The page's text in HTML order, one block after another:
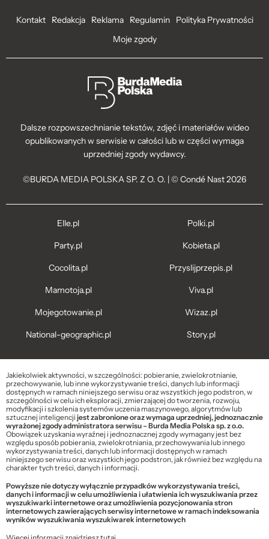
Kontakt Redakcja Reklama Regulamin
Polityka Prywatności
Moje zgody
Dalsze rozpowszechnianie tekstów, zdjęć i materiałów wideo
opublikowanych w serwisie w całości lub w części wymaga
uprzedniej zgody wydawcy.
©BURDA MEDIA POLSKA SP. Z O. O. | © Condé Nast 2026
Elle.pl
Party.pl
Cocolita.pl
Mamotoja.pl
Mojegotowanie.pl
National-geographic.pl
Polki.pl
Kobieta.pl
Przyslijprzepis.pl
Viva.pl
Wizaz.pl
Story.pl
Jakiekolwiek aktywności, w szczególności: pobieranie, zwielokrotnianie,
przechowywanie, lub inne wykorzystywanie treści, danych lub informacji
dostępnych w ramach niniejszego serwisu oraz wszystkich jego podstron, w
szczególności w celu ich eksploracji, zmierzającej do tworzenia, rozwoju,
modyfikacji i szkolenia systemów uczenia maszynowego, algorytmów lub
sztucznej inteligencjijest zabronione oraz wymaga uprzedniej, jednoznacznie
wyrażonej zgody administratora serwisu – Burda Media Polska sp. z o.o.
Obowiązek uzyskania wyraźnej i jednoznacznej zgody wymagany jest bez
względu sposób pobierania, zwielokrotniania, przechowywania lub innego
wykorzystywania treści, danych lub informacji dostępnych w ramach
niniejszego serwisu oraz wszystkich jego podstron, jak również bez względu na
charakter tych treści, danych i informacji.
Powyższe nie dotyczy wyłącznie przypadków wykorzystywania treści,
danych i informacji w celu umożliwienia i ułatwienia ich wyszukiwania przez
wyszukiwarki internetowe oraz umożliwienia pozycjonowania stron
internetowych zawierających serwisy internetowe w ramach indeksowania
wyników wyszukiwania wyszukiwarek internetowych